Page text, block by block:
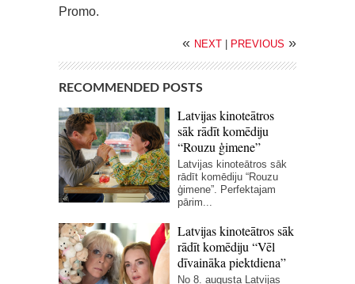
Promo.
« NEXT PREVIOUS »
RECOMMENDED POSTS
Latvijas kinoteātros
sāk rādīt komēdiju
“Rouzu ģimene”
Latvijas kinoteātros sāk
rādīt komēdiju “Rouzu
ģimene”. Perfektajam
pārim...
Latvijas kinoteātros sāk
rādīt komēdiju “Vēl
dīvaināka piektdiena”
No 8. augusta Latvijas